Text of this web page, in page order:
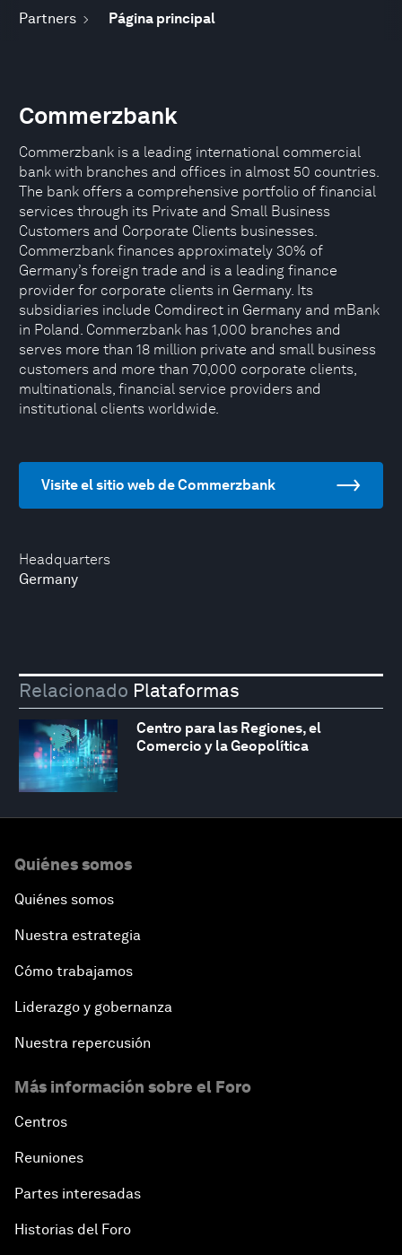
Partners Página principal
Headquarters
Germany
Commerzbank
Commerzbank is a leading international commercial
bank with branches and offices in almost 50 countries.
The bank offers a comprehensive portfolio of financial
services through its Private and Small Business
Customers and Corporate Clients businesses.
Commerzbank finances approximately 30% of
Germany’s foreign trade and is a leading finance
provider for corporate clients in Germany. Its
subsidiaries include Comdirect in Germany and mBank
in Poland. Commerzbank has 1,000 branches and
serves more than 18 million private and small business
customers and more than 70,000 corporate clients,
multinationals, financial service providers and
institutional clients worldwide.
Visite el sitio web de Commerzbank
Relacionado Plataformas
Centro para las Regiones, el
Comercio y la Geopolítica
Quiénes somos
Quiénes somos
Nuestra estrategia
Cómo trabajamos
Liderazgo y gobernanza
Nuestra repercusión
Más información sobre el Foro
Centros
Reuniones
Partes interesadas
Historias del Foro